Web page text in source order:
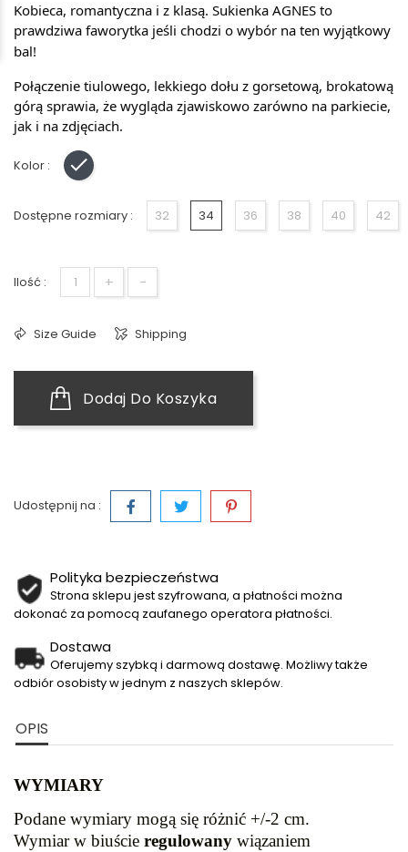
Kobieca, romantyczna i z klasą. Sukienka AGNES to
prawdziwa faworytka jeśli chodzi o wybór na ten wyjątkowy
bal!
Połączenie tiulowego, lekkiego dołu z gorsetową, brokatową
górą sprawia, że wygląda zjawiskowo zarówno na parkiecie,
jak i na zdjęciach.
Kolor : Czarny
Dostępne rozmiary : 32 34 36 38 40 42
Ilość : + -
Size Guide Shipping
Dodaj Do Koszyka
Udostępnij na :
Polityka bezpieczeństwa
Strona sklepu jest szyfrowana, a płatności można
dokonać za pomocą zaufanego operatora płatności.
Dostawa
Oferujemy szybką i darmową dostawę. Możliwy także
odbiór osobisty w jednym z naszych sklepów.
OPIS
WYMIARY
Podane wymiary mogą się różnić +/-2 cm.
Wymiar w biuście regulowany wiązaniem